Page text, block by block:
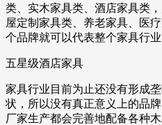
类、实木家具类、酒店家具类
屋定制家具类、养老家具、医
个品牌就可以代表整个家具行业
五星级酒店家具
家具行业目前为止还没有形成
状，所以没有真正意义上的品
厂家生产都会完善地配备各种